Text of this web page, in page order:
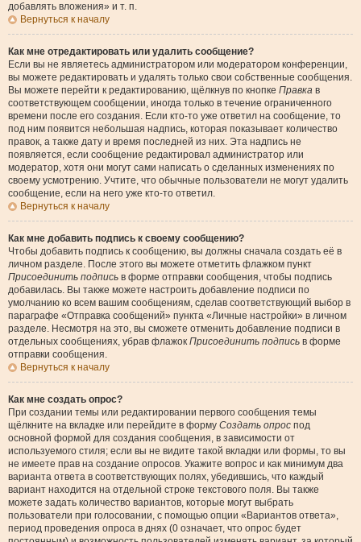
добавлять вложения» и т. п.
Вернуться к началу
Как мне отредактировать или удалить сообщение?
Если вы не являетесь администратором или модератором конференции,
вы можете редактировать и удалять только свои собственные сообщения.
Вы можете перейти к редактированию, щёлкнув по кнопке Правка в
соответствующем сообщении, иногда только в течение ограниченного
времени после его создания. Если кто-то уже ответил на сообщение, то
под ним появится небольшая надпись, которая показывает количество
правок, а также дату и время последней из них. Эта надпись не
появляется, если сообщение редактировал администратор или
модератор, хотя они могут сами написать о сделанных изменениях по
своему усмотрению. Учтите, что обычные пользователи не могут удалить
сообщение, если на него уже кто-то ответил.
Вернуться к началу
Как мне добавить подпись к своему сообщению?
Чтобы добавить подпись к сообщению, вы должны сначала создать её в
личном разделе. После этого вы можете отметить флажком пункт
Присоединить подпись в форме отправки сообщения, чтобы подпись
добавилась. Вы также можете настроить добавление подписи по
умолчанию ко всем вашим сообщениям, сделав соответствующий выбор в
параграфе «Отправка сообщений» пункта «Личные настройки» в личном
разделе. Несмотря на это, вы сможете отменить добавление подписи в
отдельных сообщениях, убрав флажок Присоединить подпись в форме
отправки сообщения.
Вернуться к началу
Как мне создать опрос?
При создании темы или редактировании первого сообщения темы
щёлкните на вкладке или перейдите в форму Создать опрос под
основной формой для создания сообщения, в зависимости от
используемого стиля; если вы не видите такой вкладки или формы, то вы
не имеете прав на создание опросов. Укажите вопрос и как минимум два
варианта ответа в соответствующих полях, убедившись, что каждый
вариант находится на отдельной строке текстового поля. Вы также
можете задать количество вариантов, которые могут выбрать
пользователи при голосовании, с помощью опции «Вариантов ответа»,
период проведения опроса в днях (0 означает, что опрос будет